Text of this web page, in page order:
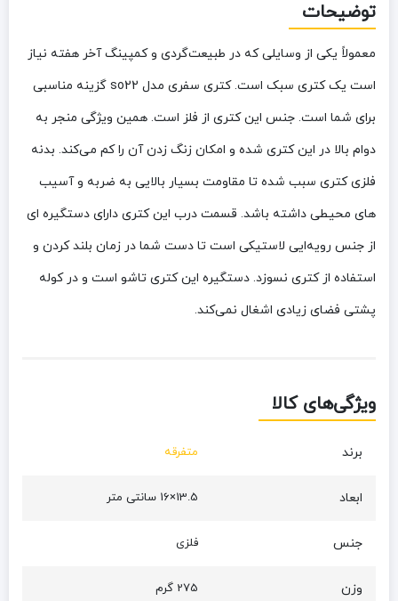
توضیحات
معمولاً یکی از وسایلی که در طبیعت‌گردی و کمپینگ آخر هفته نیاز
است یک کتری سبک است. کتری سفری مدل so22 گزینه مناسبی
برای شما است. جنس این کتری از فلز است. همین ویژگی منجر به
دوام بالا در این کتری شده و امکان زنگ زدن آن را کم می‌کند. بدنه
فلزی کتری سبب شده تا مقاومت بسیار بالایی به ضربه و آسیب
های محیطی داشته باشد. قسمت درب این کتری دارای دستگیره ای
از جنس رویه‌ایی لاستیکی است تا دست شما در زمان بلند کردن و
استفاده از کتری نسوزد. دستگیره این کتری تاشو است و در کوله
پشتی فضای زیادی اشغال نمی‌کند.
ویژگی‌های کالا
برند متفرقه
ابعاد 13.5×16 سانتی متر
جنس فلزی
وزن 275 گرم